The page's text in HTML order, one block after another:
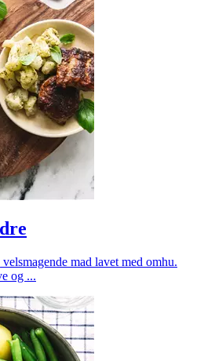
mad lavet med omhu.
og ...